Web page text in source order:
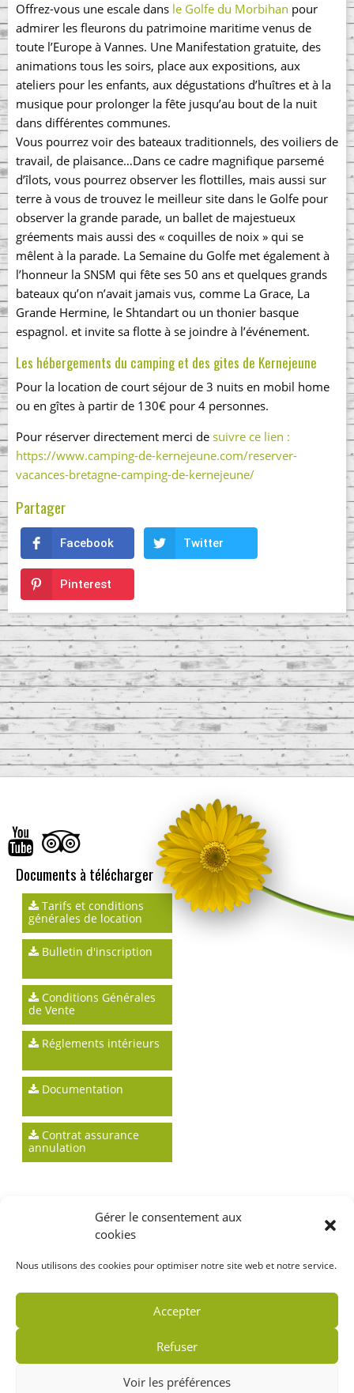
Gérer le consentement aux
cookies
Nous utilisons des cookies pour optimiser notre site web et notre service.
Accepter
Refuser
Voir les préférences
Offrez-vous une escale dansle Golfe du Morbihan pour
admirer les fleurons du patrimoine maritime venus de
toute l’Europe à Vannes. Une Manifestation gratuite, des
animations tous les soirs, place aux expositions, aux
ateliers pour les enfants, aux dégustations d’huîtres et à la
musique pour prolonger la fête jusqu’au bout de la nuit
dans différentes communes.
Vous pourrez voir des bateaux traditionnels, des voiliers de
travail, de plaisance…Dans ce cadre magnifique parsemé
d’îlots, vous pourrez observer les flottilles, mais aussi sur
terre à vous de trouvez le meilleur site dans le Golfe pour
observer la grande parade, un ballet de majestueux
gréements mais aussi des « coquilles de noix » qui se
mêlent à la parade. La Semaine du Golfe met également à
l’honneur la SNSM qui fête ses 50 ans et quelques grands
bateaux qu’on n’avait jamais vus, comme La Grace, La
Grande Hermine, le Shtandart ou un thonier basque
espagnol. et invite sa flotte à se joindre à l’événement.
Les hébergements du camping et des gites de Kernejeune
Pour la location de court séjour de 3 nuits en mobil home
ou en gîtes à partir de 130€ pour 4 personnes.
Pour réserver directement merci desuivre ce lien :
https://www.camping-de-kernejeune.com/reserver-
vacances-bretagne-camping-de-kernejeune/
Partager
Facebook Twitter
Pinterest
Documents à télécharger
Tarifs et conditions
générales de location
Bulletin d'inscription
Conditions Générales
de Vente
Réglements intérieurs
Documentation
Contrat assurance
annulation